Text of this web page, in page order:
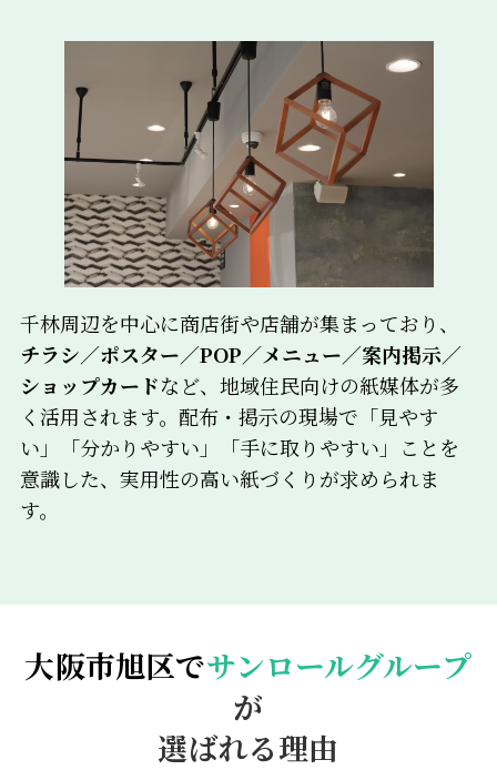
千林周辺を中心に商店街や店舗が集まっており、
チラシ／ポスター／POP／メニュー／案内掲示／
ショップカードなど、地域住民向けの紙媒体が多
く活用されます。配布・掲示の現場で「見やす
い」「分かりやすい」「手に取りやすい」ことを
意識した、実用性の高い紙づくりが求められま
す。
大阪市旭区でサンロールグループ
が
選ばれる理由